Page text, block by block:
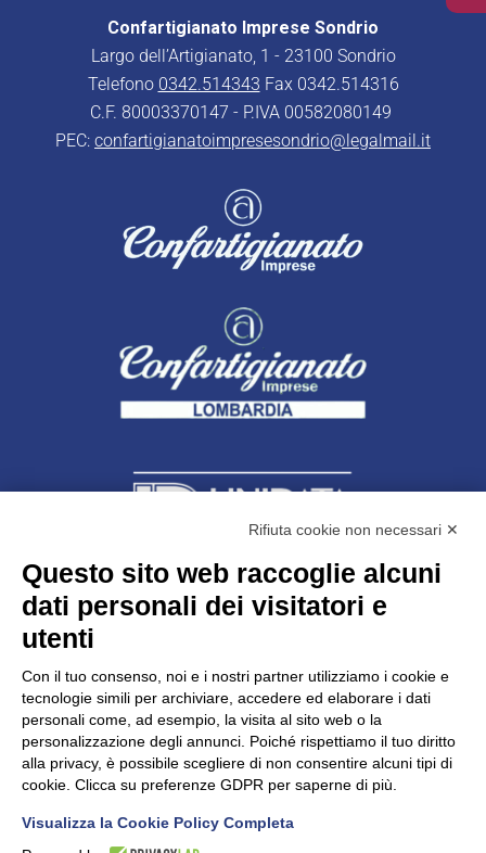
Confartigianato Imprese Sondrio
Largo dell’Artigianato, 1 - 23100 Sondrio
Telefono 0342.514343 Fax 0342.514316
C.F. 80003370147 - P.IVA 00582080149
PEC: confartigianatoimpresesondrio@legalmail.it
Unidata s.r.lcon unico socio
Largo dell’Artigianato, 1 - 23100 Sondrio
C.F. 00481790145 - N.REA SO-36426
PEC: unidata.sondrio@legalmail.it
Cap. soc. euro 100.000,00 i.v.
Rifiuta cookie non necessari ✕
Questo sito web raccoglie alcuni
dati personali dei visitatori e
utenti
Con il tuo consenso, noi e i nostri partner utilizziamo i cookie e
tecnologie simili per archiviare, accedere ed elaborare i dati
personali come, ad esempio, la visita al sito web o la
personalizzazione degli annunci. Poiché rispettiamo il tuo diritto
alla privacy, è possibile scegliere di non consentire alcuni tipi di
cookie. Clicca su preferenze GDPR per saperne di più.
Visualizza la Cookie Policy Completa